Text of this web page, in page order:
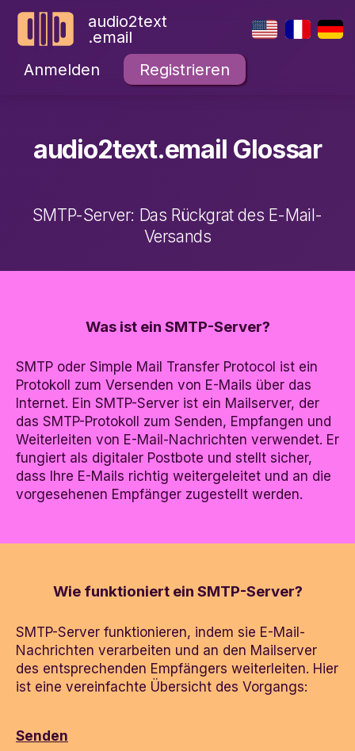
audio2text
.email
Anmelden
Registrieren
audio2text.email Glossar
SMTP-Server: Das Rückgrat des E-Mail-
Versands
Was ist ein SMTP-Server?
SMTP oder Simple Mail Transfer Protocol ist ein
Protokoll zum Versenden von E-Mails über das
Internet. Ein SMTP-Server ist ein Mailserver, der
das SMTP-Protokoll zum Senden, Empfangen und
Weiterleiten von E-Mail-Nachrichten verwendet. Er
fungiert als digitaler Postbote und stellt sicher,
dass Ihre E-Mails richtig weitergeleitet und an die
vorgesehenen Empfänger zugestellt werden.
Wie funktioniert ein SMTP-Server?
SMTP-Server funktionieren, indem sie E-Mail-
Nachrichten verarbeiten und an den Mailserver
des entsprechenden Empfängers weiterleiten. Hier
ist eine vereinfachte Übersicht des Vorgangs:
Senden